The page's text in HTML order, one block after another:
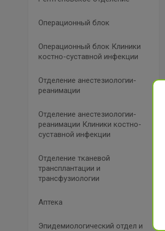
Операционный блок
Операционный блок Клиники
костно-суставной инфекции
Отделение анестезиологии-
реанимации
Отделение анестезиологии-
реанимации Клиники костно-
суставной инфекции
Отделение тканевой
трансплантации и
трансфузиологии
Аптека
Эпидемиологический отдел и